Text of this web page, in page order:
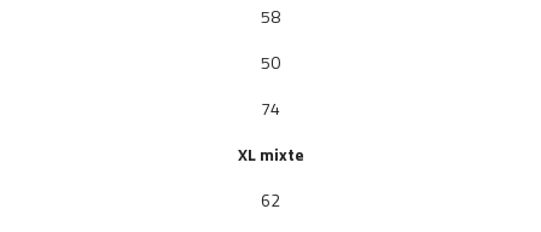
58
50
74
XL mixte
62